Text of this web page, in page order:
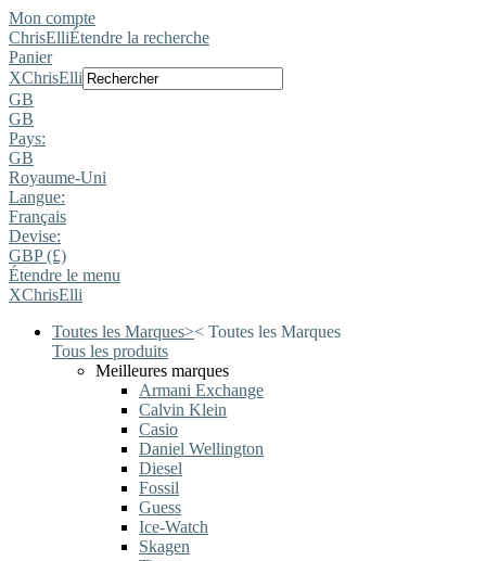
Mon compte
ChrisElliÉtendre la recherche
Panier
XChrisElli
GB
GB
Pays:
GB
Royaume-Uni
Langue:
Français
Devise:
GBP (£)
Étendre le menu
XChrisElli
Toutes les Marques>< Toutes les Marques
Tous les produits
Meilleures marques
Armani Exchange
Calvin Klein
Casio
Daniel Wellington
Diesel
Fossil
Guess
Ice-Watch
Skagen